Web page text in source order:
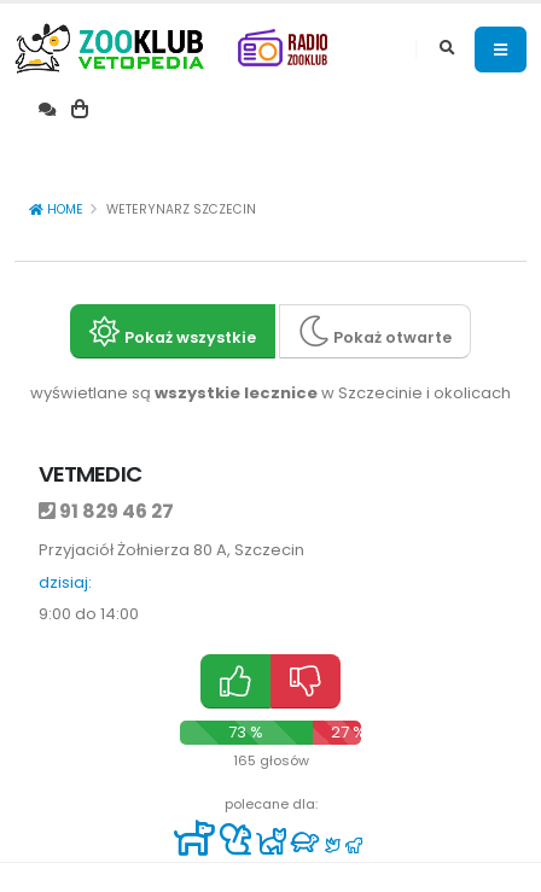
HOME WETERYNARZ SZCZECIN
Pokaż wszystkie Pokaż otwarte
wyświetlane są wszystkie lecznicew Szczecinie i okolicach
VETMEDIC
91 829 46 27
Przyjaciół Żołnierza 80 A, Szczecin
dzisiaj:
9:00 do 14:00
73 % 27 %
165 głosów
polecane dla: